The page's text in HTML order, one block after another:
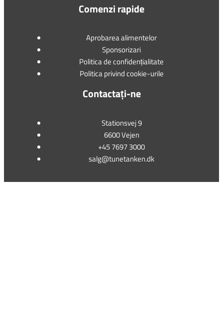
Comenzi rapide
Aprobarea alimentelor
Sponsorizari
Politica de confidențialitate
Politica privind cookie-urile
Contactați-ne
Stationsvej 9
6600 Vejen
+45 7697 3000
salg@tunetanken.dk